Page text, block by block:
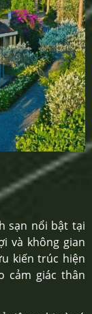
sạn nổi bật tại
và không gian
kiến trúc hiện
cảm giác thân